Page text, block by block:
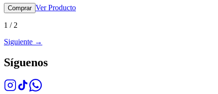
Comprar Ver Producto
1 /2
Siguiente →
Síguenos